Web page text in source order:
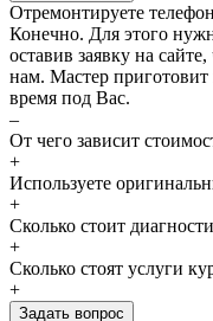
Отремонтируете
Конечно. Для этого
оставив заявку на
нам. Мастер
время под Вас.
–
От чего зависит
+
Используете
+
Сколько стоит
+
Сколько стоят услуги
+
Задать вопрос